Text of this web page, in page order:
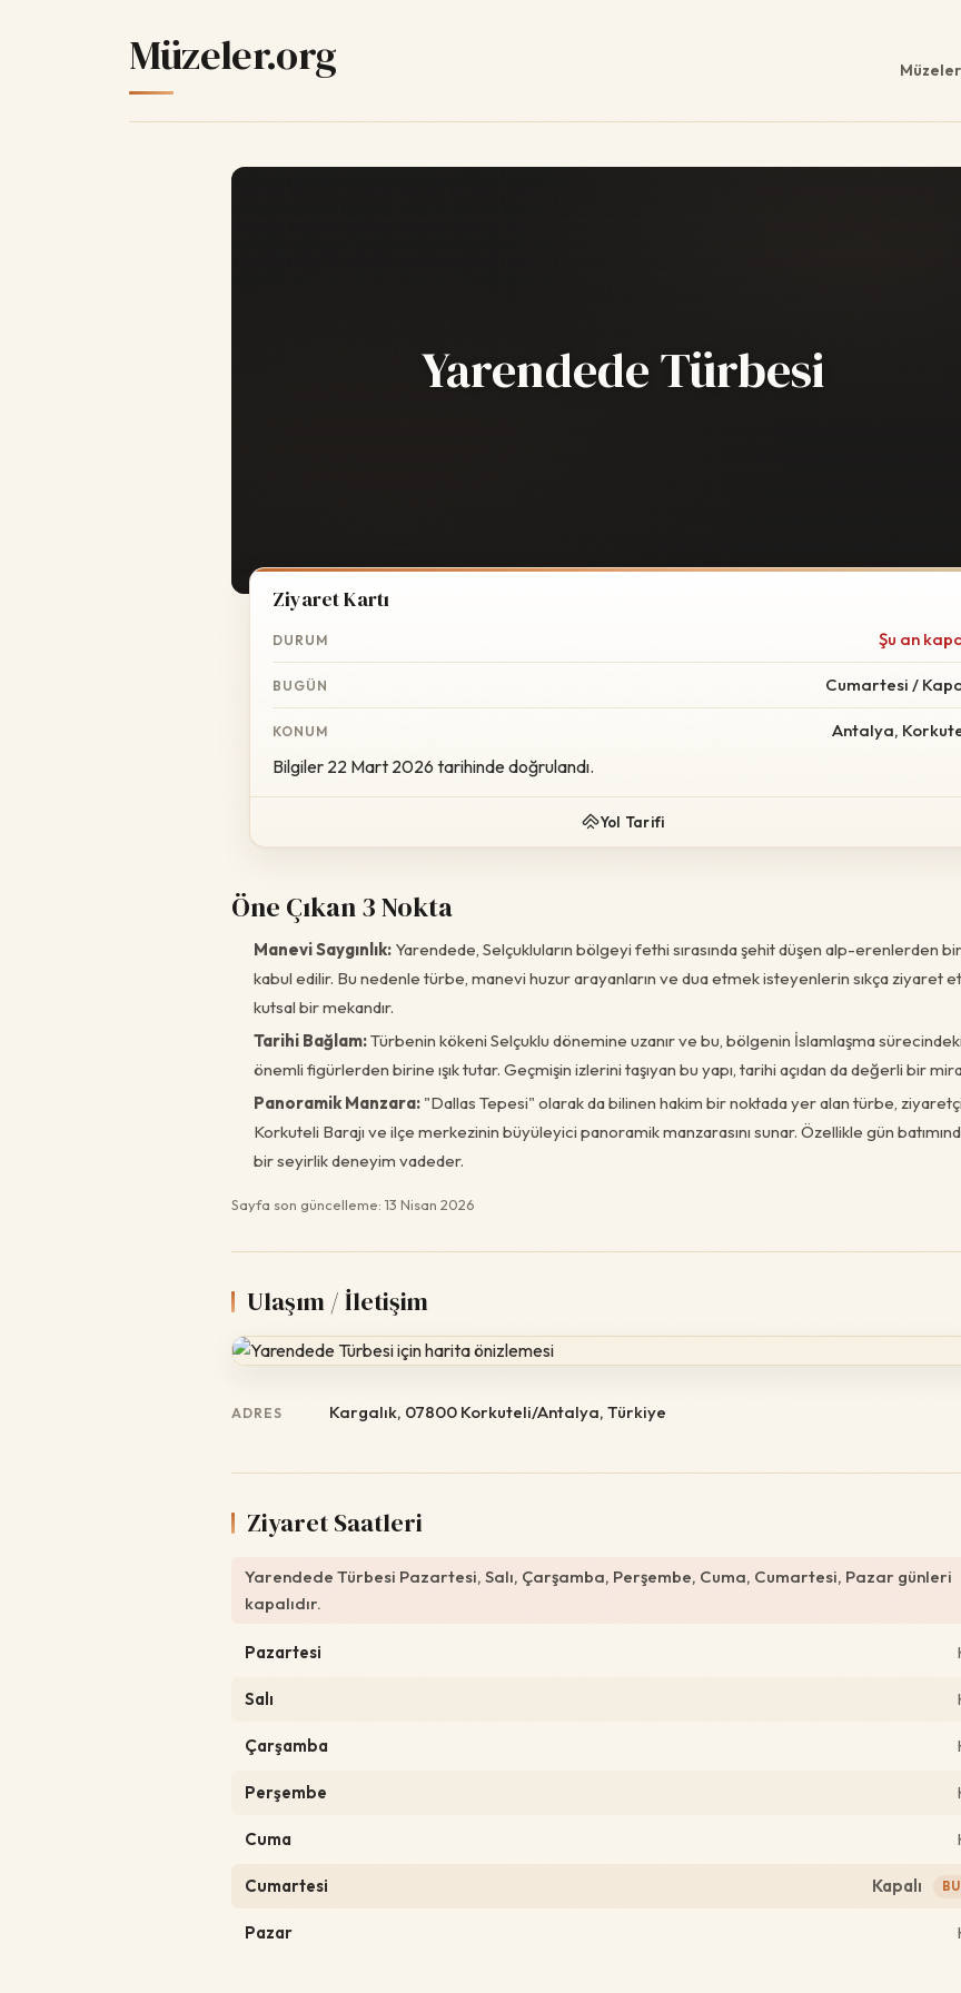
Müzeler.org Müzeler
Yarendede Türbesi
Ziyaret Kartı
DURUM Şu an
BUGÜN Cumartesi /
KONUM Antalya,
Bilgiler 22 Mart 2026 tarihinde doğrulandı.
Yol Tarifi
Öne Çıkan 3 Nokta
Manevi Saygınlık: Yarendede, Selçukluların bölgeyi fethi sırasında şehit düşen alp-erenlerden
kabul edilir. Bu nedenle türbe, manevi huzur arayanların ve dua etmek isteyenlerin sıkça ziyaret
kutsal bir mekandır.
Tarihi Bağlam:Türbenin kökeni Selçuklu dönemine uzanır ve bu, bölgenin İslamlaşma sürecindeki
önemli figürlerden birine ışık tutar. Geçmişin izlerini taşıyan bu yapı, tarihi açıdan da değerli bir
Panoramik Manzara: "Dallas Tepesi" olarak da bilinen hakim bir noktada yer alan türbe,
Korkuteli Barajı ve ilçe merkezinin büyüleyici panoramik manzarasını sunar. Özellikle gün
bir seyirlik deneyim vadeder.
Sayfa son güncelleme: 13 Nisan 2026
Ulaşım / İletişim
ADRES Kargalık, 07800 Korkuteli/Antalya, Türkiye
Ziyaret Saatleri
Yarendede Türbesi Pazartesi, Salı, Çarşamba, Perşembe, Cuma, Cumartesi, Pazar günleri
kapalıdır.
Pazartesi
Salı
Çarşamba
Perşembe
Cuma
Cumartesi Kapalı
Pazar